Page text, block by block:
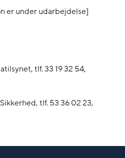
er under udarbejdelse]
tlf. 33 19 32 54,
tlf. 53 36 02 23,